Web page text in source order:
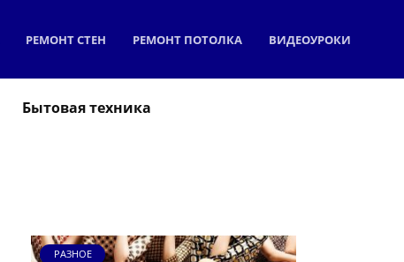
РЕМОНТ СТЕН РЕМОНТ ПОТОЛКА ВИДЕОУРОКИ
Бытовая техника
РАЗНОЕ